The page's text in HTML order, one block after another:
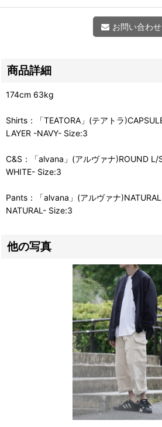
お問い合わせ
商品詳細
174cm 63kg
Shirts：「TEATORA」(テアトラ
LAYER -NAVY- Size:3
C&S：「alvana」(アルヴァナ)ROUND
WHITE- Size:3
Pants：「alvana」(アルヴァナ
NATURAL- Size:3
他の写真